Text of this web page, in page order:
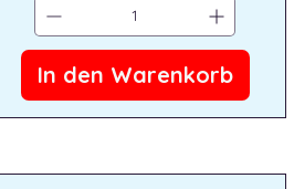
In den Warenkorb